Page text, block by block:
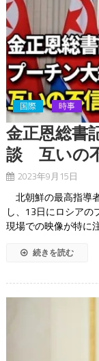
国際 時事
金正恩総書
談 互いの
2023年9月15日
北朝鮮の最高指導
し、13日にロシアの
現場での映像が特に
続きを読む